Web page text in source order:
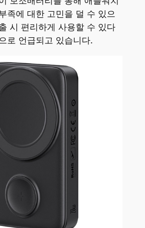
족에 대한 고민을 덜 수 있으
시 편리하게 사용할 수 있다
로 언급되고 있습니다.